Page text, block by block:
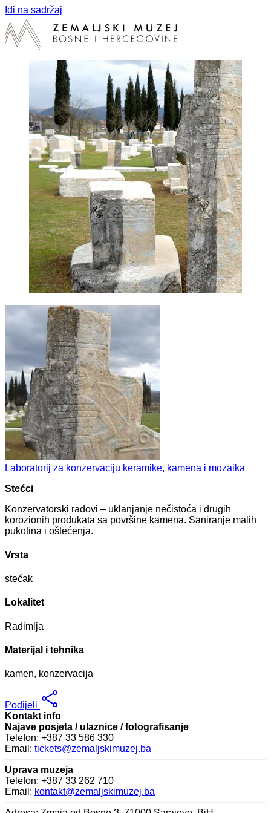
Idi na sadržaj
Laboratorij za konzervaciju keramike, kamena i mozaika
Stećci
Konzervatorski radovi – uklanjanje nečistoća i drugih
korozionih produkata sa površine kamena. Saniranje malih
pukotina i oštećenja.
Vrsta
stećak
Lokalitet
Radimlja
Materijal i tehnika
kamen, konzervacija
Podijeli
Kontakt info
Najave posjeta / ulaznice / fotografisanje
Telefon: +387 33 586 330
Email: tickets@zemaljskimuzej.ba
Uprava muzeja
Telefon: +387 33 262 710
Email: kontakt@zemaljskimuzej.ba